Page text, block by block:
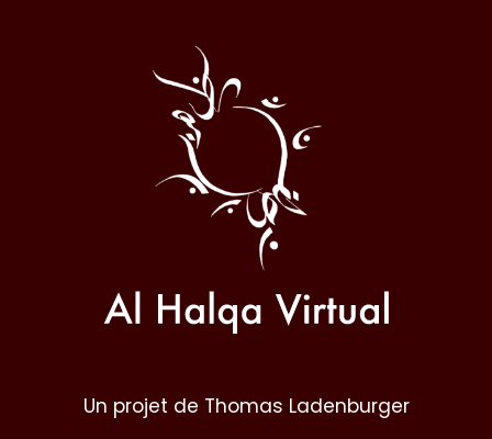
Halqa
Un projet de Thomas Ladenburger